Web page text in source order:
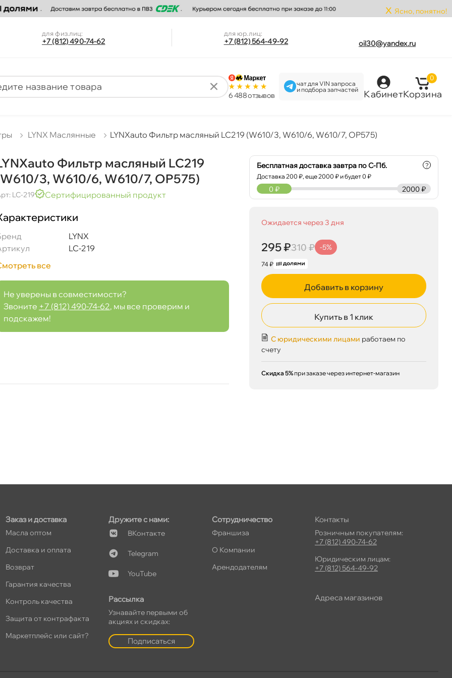
x Ясно, понятно!
для физ.лиц:
+7 (812) 490-74-62
для юр.лиц:
+7 (812) 564-49-92 oil30@yandex.ru
6 488 отзыво
чат для VIN запроса
и подбора запчастей
Кабинет
0
Корзина
LYNX Маслянные LYNXauto Фильтр масляный LC219 (W610/3, W610/6, W610/7, OP575)
Фильтр масляный LC219
3, W610/6, W610/7, OP575)
LC-219 Сертифицированный продукт
LYNX
LC-219
все
Не уверены в совместимости?
Звоните +7 (812) 490-74-62, мы все проверим и
подскажем!
Бесплатная доставка завтра по С-Пб.
Доставка200 ₽, еще2000 ₽ и будет 0 ₽
?
2000 ₽
0 ₽
Ожидается через 3 дня
295 ₽310 ₽ -5%
74 ₽
Добавить в корзину
Купить в 1 клик
С юридическими лицами работаем по
счету
Скидка 5% при заказе через интернет-магазин
6, W610/7, OP575) 310 ₽
06.08 (при заказе от 2000₽) Сегодня, 06.08
Заказ и доставка
Масла оптом
Доставка и оплата
озврат
Гарантия качества
Контроль качества
Защита от контрафакта
Маркетплейс или сайт?
Дружите с нами:
Контакте
Telegram
YouTube
Рассылка
Узнавайте первыми о
акциях и скидках:
Подписаться
Сотрудничество
Франшиза
О Компании
Арендодателям
Контакты
Розничным покупателям:
+7 (812) 490-74-62
Юридическим лицам:
+7 (812) 564-49-92
Адреса магазино